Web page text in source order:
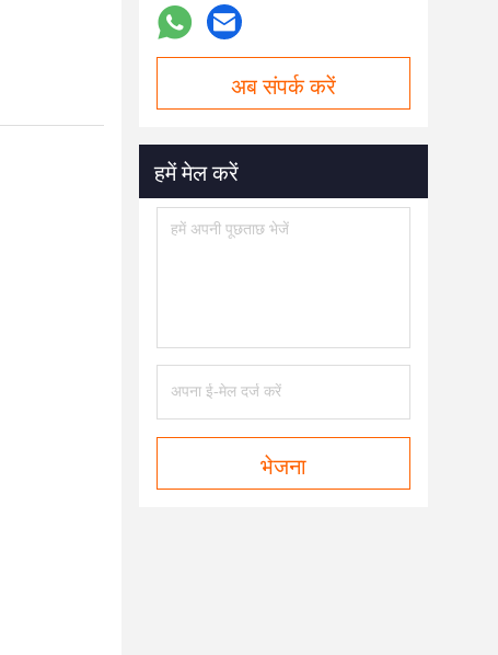
अब संपर्क करें
हमें मेल करें
भेजना